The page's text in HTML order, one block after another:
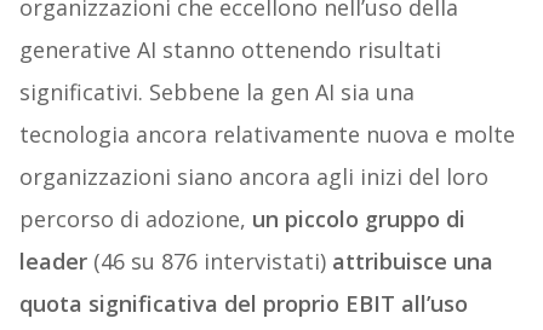
organizzazioni che eccellono nell’uso della
generative AI stanno ottenendo risultati
significativi. Sebbene la gen AI sia una
tecnologia ancora relativamente nuova e molte
organizzazioni siano ancora agli inizi del loro
percorso di adozione, un piccolo gruppo di
leader(46 su 876 intervistati)attribuisce una
quota significativa del proprio EBIT all’uso